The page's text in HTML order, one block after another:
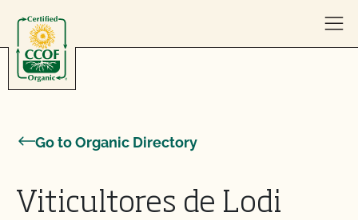
Go to Organic Directory
Viticultores de Lodi